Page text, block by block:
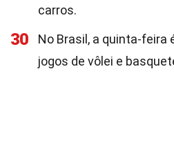
carros.
30
No Brasil, a quinta-feira
jogos de vôlei e